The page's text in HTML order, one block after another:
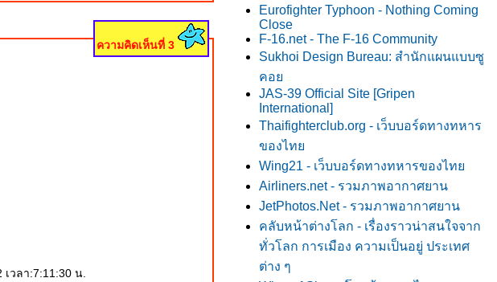
ความคิดเห็นที่ 3
วลา:7:11:30 น.
Eurofighter Typhoon - Nothing Coming
Close
F-16.net - The F-16 Community
Sukhoi Design Bureau: สำนักแผนแบบซู
คอ
JAS-39 Official Site [Gripen
International]
Thaifighterclub.org - เว็บบอร์ดทางทหาร
ของไท
Wing21 - เว็บบอร์ดทางทหารของไท
Airliners.net - รวมภาพอากาศยาน
JetPhotos.Net - รวมภาพอากาศยาน
คลับหน้าต่างโลก - เรื่องราวน่าสนใจจาก
ทั่วโลก การเมือง ความเป็นอยู่ ประเทศ
ต่าง ๆ